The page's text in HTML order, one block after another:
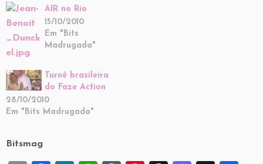
AIR no Rio
15/10/2010
Em "Bits
Madrugada"
Turnê brasileira
do Faze Action
28/10/2010
Em "Bits Madrugada"
Bitsmag